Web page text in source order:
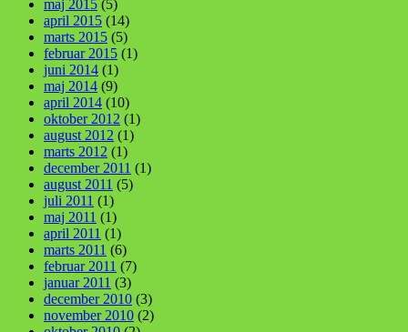
maj 2015 (5)
april 2015 (14)
marts 2015 (5)
februar 2015 (1)
juni 2014 (1)
maj 2014 (9)
april 2014 (10)
oktober 2012 (1)
august 2012 (1)
marts 2012 (1)
december 2011 (1)
august 2011 (5)
juli 2011 (1)
maj 2011 (1)
april 2011 (1)
marts 2011 (6)
februar 2011 (7)
januar 2011 (3)
december 2010 (3)
november 2010 (2)